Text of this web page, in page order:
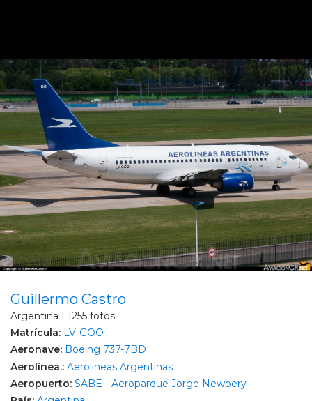
Guillermo Castro
Argentina | 1255 fotos
Matrícula: LV-GOO
Aeronave: Boeing 737-7BD
Aerolínea.: Aerolineas Argentinas
Aeropuerto: SABE - Aeroparque Jorge Newbery